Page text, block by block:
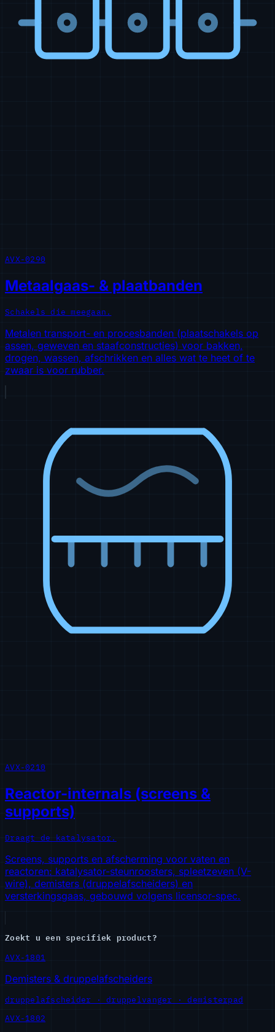
AVX-0290
Metaalgaas- & plaatbanden
Schakels die meegaan.
Metalen transport- en procesbanden (plaatschakels op
assen, geweven en staafconstructies) voor bakken,
drogen, wassen, afschrikken en alles wat te heet of te
zwaar is voor rubber.
AVX-0210
Reactor-internals (screens &
supports)
Draagt de katalysator.
Screens, supports en afscherming voor vaten en
reactoren: katalysator-steunroosters, spleetzeven (V-
wire), demisters (druppelafscheiders) en
versterkingsgaas, gebouwd volgens licensor-spec.
Zoekt u een specifiek product?
AVX-1801
Demisters & druppelafscheiders
druppelafscheider · druppelvanger · demisterpad
AVX-1802